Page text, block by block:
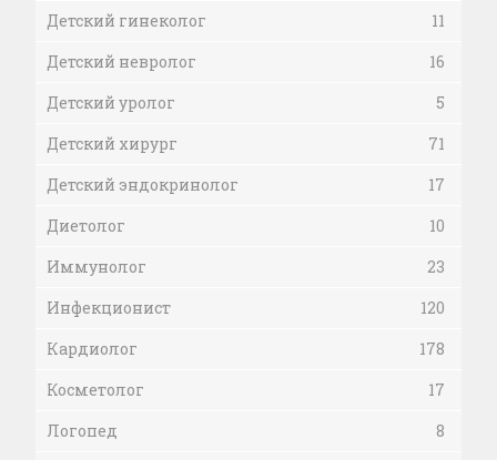
Детский гинеколог
11
Детский невролог
16
Детский уролог
5
Детский хирург
71
Детский эндокринолог
17
Диетолог
10
Иммунолог
23
Инфекционист
120
Кардиолог
178
Косметолог
17
Логопед
8